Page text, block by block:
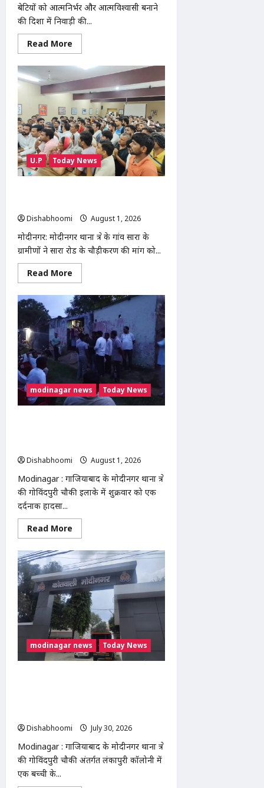
बेटियों को आत्मनिर्भर और आत्मविश्वासी बनाने
की दिशा में निवाड़ी की...
Read More
more
Modinagar
:
निवाड़ी
की
बेटी
स्टाइलिश
शिवानी
ने
किया
कमाल,
120
लड़कियों
के
साथ
U.P Today News
Dishabhoomi
August 1, 2026
मोदीनगर: मोदीनगर थाना क्षेत्र के गांव सारा के
ग्रामीणों ने सारा रोड के चौड़ीकरण की मांग को...
Read More
more
सारा
रोड
चौड़ीकरण
की
मांग
को
लेकर
ग्रामीणों
की
ट्रैक्टर
रैली,
SDM
को
सौंपा
modinagar news Today News
Dishabhoomi
August 1, 2026
Modinagar : गाजियाबाद के मोदीनगर थाना क्षेत्र
की गोविंदपुरी चौकी इलाके में शुक्रवार को एक
दर्दनाक हादसा...
Read More
more
Modinagar
:
गोविंदपुरी
में
वेल्डिंग
कारीगर
की
करंट
लगने
से
मौत,
रोरी
गांव
के
का
साया
modinagar news Today News
Dishabhoomi
July 30, 2026
Modinagar : गाजियाबाद के मोदीनगर थाना क्षेत्र
की गोविंदपुरी चौकी अंतर्गत लंकापुरी कॉलोनी में
एक बच्ची के...